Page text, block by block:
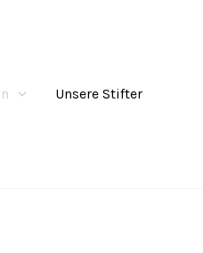
Unsere Stifter